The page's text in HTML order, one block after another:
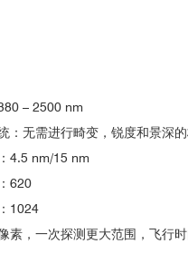
– 2500 nm
无需进行畸变，锐度和景深
4.5 nm/15 nm
620
1024
，一次探测更大范围，飞行
量
工具，并被广泛应用到国防、
别官方组织。公开资料显示，
置。
Grasslands.77: 47-50
in Greco-Roman
Algorithms and
Imaging.Scientific
Algorithm and
to Angular Leaf Spot
fields based on near